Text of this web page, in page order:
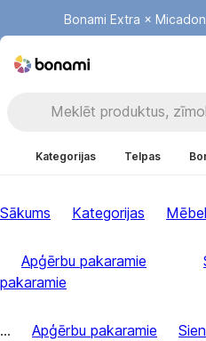
Bonami Extra ×
Kategorijas Telpas
Sākums Kategorijas
Apģērbu pakaramie
pakaramie
... Apģērbu pakaramie